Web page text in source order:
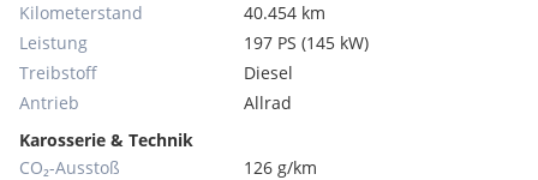
Kilometerstand
40.454 km
Leistung
197 PS (145 kW)
Treibstoff
Diesel
Antrieb
Allrad
Karosserie & Technik
CO₂-Ausstoß
126 g/km